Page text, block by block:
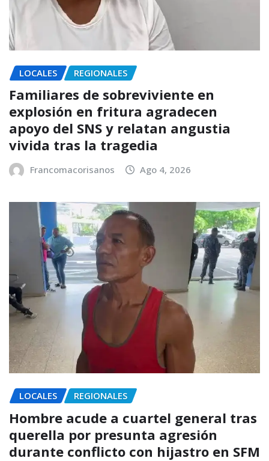
LOCALES REGIONALES
Familiares de sobreviviente en
explosión en fritura agradecen
apoyo del SNS y relatan angustia
vivida tras la tragedia
Francomacorisanos Ago 4, 2026
LOCALES REGIONALES
Hombre acude a cuartel general tras
querella por presunta agresión
durante conflicto con hijastro en SFM